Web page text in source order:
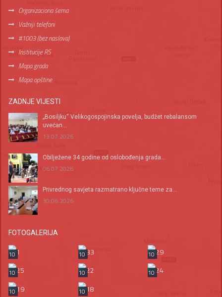
Organizaciona šema
Važniji telefoni
#1003 (bez naslova)
Institucije RS
Mapa grada
Mapa opštine
ZADNJE VIJESTI
„Bosiljku“ Velikogospojinska povelja, budžet rebalansom
uvećan...
13.07.2026
Оbilježene 34 godine od oslobođenja grada...
06.07.2026
Privrednog savjeta razmatrano ključne teme za...
30.06.2026
FOTOGALERIJA
10 10
10
10
10
10
10
10